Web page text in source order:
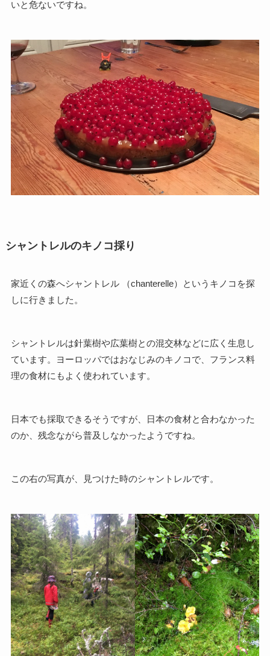
いと危ないですね。
シャントレルのキノコ採り
家近くの森へシャントレル （chanterelle）というキノコを探
しに行きました。
シャントレルは針葉樹や広葉樹との混交林などに広く生息し
ています。ヨーロッパではおなじみのキノコで、フランス料
理の食材にもよく使われています。
日本でも採取できるそうですが、日本の食材と合わなかった
のか、残念ながら普及しなかったようですね。
この右の写真が、見つけた時のシャントレルです。